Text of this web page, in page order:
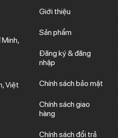
Việt
Giới thiệu
Sản phẩm
Đăng ký & đăng
nhập
Chính sách bảo mật
Chính sách giao
hàng
Chính sách đổi trả